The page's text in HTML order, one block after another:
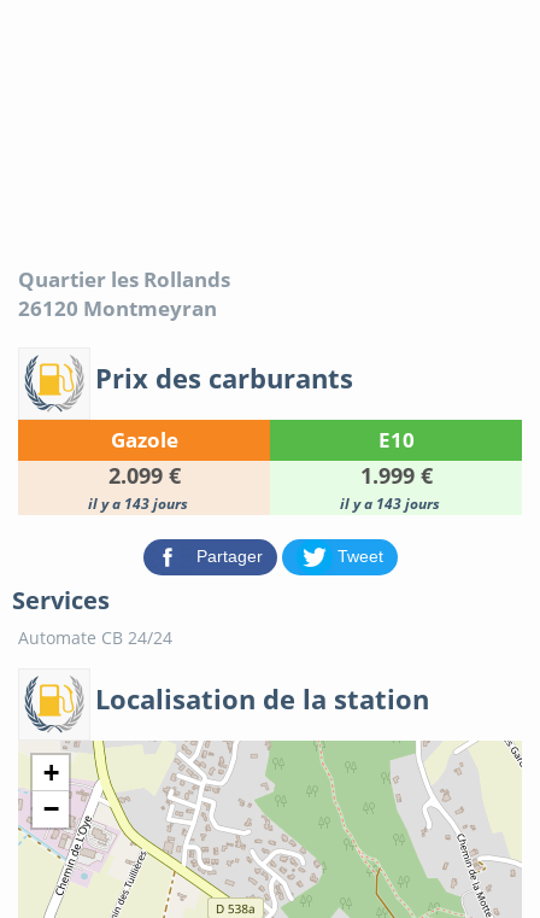
Quartier les Rollands
26120 Montmeyran
Prix des carburants
Gazole E10
2.099 € 1.999 €
il y a 143 jours il y a 143 jours
Partager Tweet
Services
Automate CB 24/24
Localisation de la station
+
−